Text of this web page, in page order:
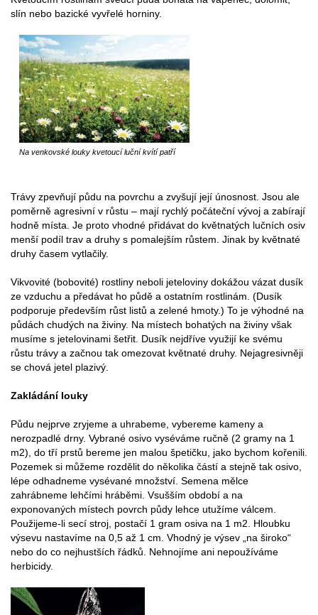
slín nebo bazické vyvřelé horniny.
Na venkovské louky kvetoucí luční kvítí patří
Trávy zpevňují půdu na povrchu a zvyšují její únosnost. Jsou ale
poměrně agresivní v růstu – mají rychlý počáteční vývoj a zabírají
hodně místa. Je proto vhodné přidávat do květnatých lučních osiv
menší podíl trav a druhy s pomalejším růstem. Jinak by květnaté
druhy časem vytlačily.
Vikvovité (bobovité) rostliny neboli jeteloviny dokážou vázat dusík
ze vzduchu a předávat ho půdě a ostatním rostlinám. (Dusík
podporuje především růst listů a zelené hmoty.) To je výhodné na
půdách chudých na živiny. Na místech bohatých na živiny však
musíme s jetelovinami šetřit. Dusík nejdříve využijí ke svému
růstu trávy a začnou tak omezovat květnaté druhy. Nejagresivněji
se chová jetel plazivý.
Zakládání louky
Půdu nejprve zryjeme a uhrabeme, vybereme kameny a
nerozpadlé drny. Vybrané osivo vyséváme ručně (2 gramy na 1
m2), do tří prstů bereme jen malou špetičku, jako bychom kořenili.
Pozemek si můžeme rozdělit do několika částí a stejně tak osivo,
lépe odhadneme vysévané množství. Semena mělce
zahrábneme lehčími hráběmi. Vsušším období a na
exponovaných místech povrch půdy lehce utužíme válcem.
Použijeme-li secí stroj, postačí 1 gram osiva na 1 m2. Hloubku
výsevu nastavíme na 0,5 až 1 cm. Vhodný je výsev „na široko“
nebo do co nejhustších řádků. Nehnojíme ani nepoužíváme
herbicidy.